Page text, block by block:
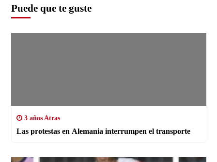
Puede que te guste
3 años Atras
Las protestas en Alemania interrumpen el transporte